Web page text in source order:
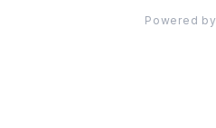
Powered by